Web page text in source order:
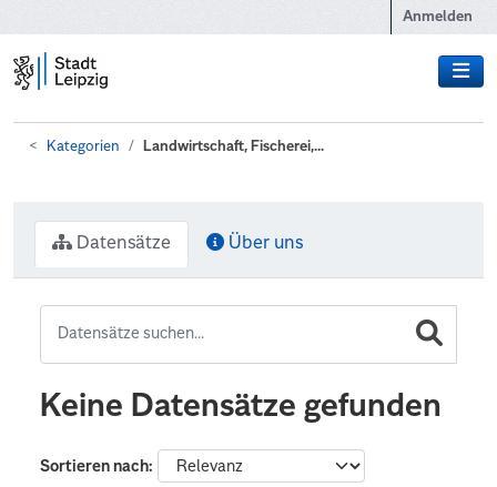
Anmelden
Kategorien Landwirtschaft, Fischerei,...
Datensätze Über uns
Keine Datensätze gefunden
Sortieren nach